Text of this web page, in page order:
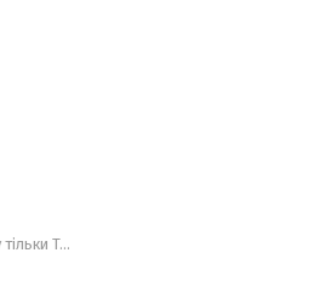
2 млн електромобілів у 2022 році